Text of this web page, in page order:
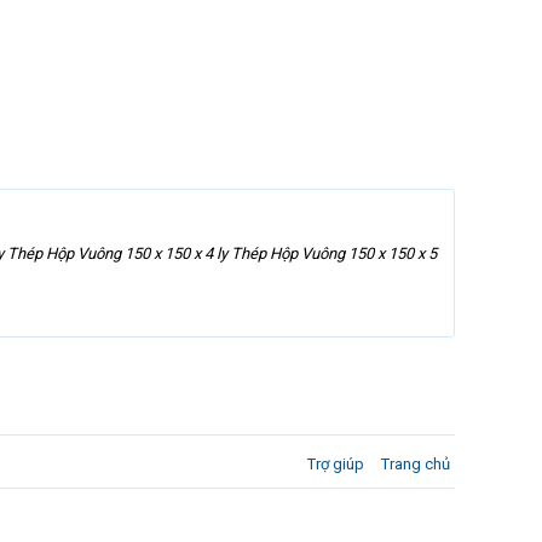
Hộp Vuông 150 x 150 x 4 ly Thép Hộp Vuông 150 x 150 x 5
Trợ giúp Trang chủ